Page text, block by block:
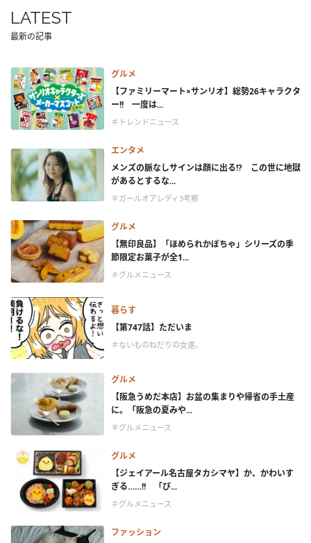
LATEST
最新の記事
グルメ
【ファミリーマート×サンリオ】総勢26キャラクタ
ー!! 一度は...
＃トレンドニュース
エンタメ
メンズの脈なしサインは顔に出る!? この世に地獄
があるとするな...
＃ガールオアレディ3考察
グルメ
【無印良品】「ほめられかぼちゃ」シリーズの季
節限定お菓子が全1...
＃グルメニュース
暮らす
【第747話】ただいま
＃ないものねだりの女達。
グルメ
【阪急うめだ本店】お盆の集まりや帰省の手土産
に。「阪急の夏みや...
＃グルメニュース
グルメ
【ジェイアール名古屋タカシマヤ】か、かわいす
ぎる……!! 「ぴ...
＃グルメニュース
ファッション